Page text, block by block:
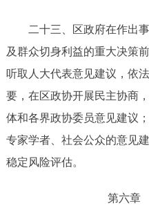
二十三 、区政府在作出
及群众切身利益的重大决策
听取人大代表意见建议，依
要，在区政协开展民主协商
体和各界政协委员意见建议
专家学者、社会公众的意见
稳定风险评估。
第六章